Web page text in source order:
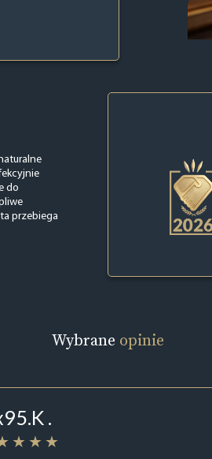
do
przebiega
Wybrane opinie
.